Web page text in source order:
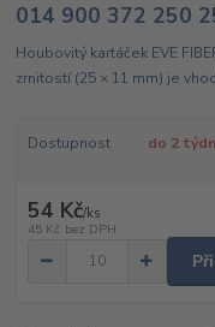
014 900 372 250
Houbovitý kartáček EVE
zrnitostí (25 × 11 mm) je
Dostupnost do 2
54 Kč/ks
45 Kč bez DPH